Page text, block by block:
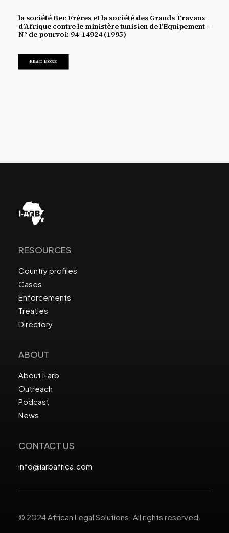
la société Bec Frères et la société des Grands Travaux
d’Afrique contre le ministère tunisien de l’Equipement –
N° de pourvoi: 94-14924 (1995)
READ MORE
RESOURCES
Country profiles
Cases
Enforcements
Treaties
Directory
ABOUT
About I-arb
Outreach
Podcast
News
CONTACT US
info@iarbafrica.com
© 2024 African Legal Solutions. All rights reserved.